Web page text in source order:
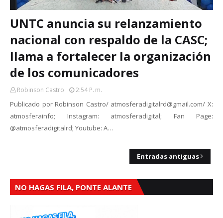
UNTC anuncia su relanzamiento
nacional con respaldo de la CASC;
llama a fortalecer la organización
de los comunicadores
Robinson Castro 2:54 P. M.
Publicado por Robinson Castro/ atmosferadigitalrd@gmail.com/ X:
atmosferainfo; Instagram: atmosferadigital; Fan Page:
@atmosferadigitalrd; Youtube: A…
Entradas antiguas
NO HAGAS FILA, PONTE ALANTE